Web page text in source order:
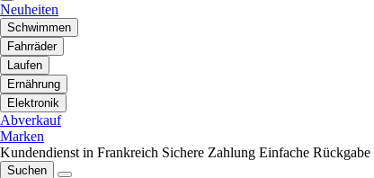
Neuheiten
Schwimmen
Fahrräder
Laufen
Ernährung
Elektronik
Abverkauf
Marken
Kundendienst in Frankreich Sichere Zahlung Einfache Rückgabe
Suchen